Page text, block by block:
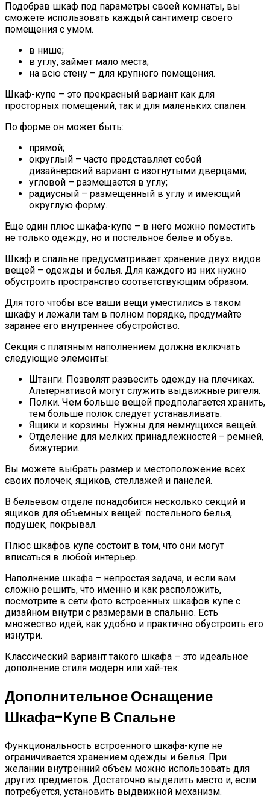
Подобрав шкаф под параметры своей комнаты, вы
сможете использовать каждый сантиметр своего
помещения с умом.
в нише;
в углу, займет мало места;
на всю стену – для крупного помещения.
Шкаф-купе – это прекрасный вариант как для
просторных помещений, так и для маленьких спален.
По форме он может быть:
прямой;
округлый – часто представляет собой
дизайнерский вариант с изогнутыми дверцами;
угловой – размещается в углу;
радиусный – размещенный в углу и имеющий
округлую форму.
Еще один плюс шкафа-купе – в него можно поместить
не только одежду, но и постельное белье и обувь.
Шкаф в спальне предусматривает хранение двух видов
вещей – одежды и белья. Для каждого из них нужно
обустроить пространство соответствующим образом.
Для того чтобы все ваши вещи уместились в таком
шкафу и лежали там в полном порядке, продумайте
заранее его внутреннее обустройство.
Секция с платяным наполнением должна включать
следующие элементы:
Штанги. Позволят развесить одежду на плечиках.
Альтернативой могут служить выдвижные ригеля.
Полки. Чем больше вещей предполагается хранить,
тем больше полок следует устанавливать.
Ящики и корзины. Нужны для немнущихся вещей.
Отделение для мелких принадлежностей – ремней,
бижутерии.
Вы можете выбрать размер и местоположение всех
своих полочек, ящиков, стеллажей и панелей.
В бельевом отделе понадобится несколько секций и
ящиков для объемных вещей: постельного белья,
подушек, покрывал.
Плюс шкафов купе состоит в том, что они могут
вписаться в любой интерьер.
Наполнение шкафа – непростая задача, и если вам
сложно решить, что именно и как расположить,
посмотрите в сети фото встроенных шкафов купе с
дизайном внутри с размерами в спальню. Есть
множество идей, как удобно и практично обустроить его
изнутри.
Классический вариант такого шкафа – это идеальное
дополнение стиля модерн или хай-тек.
Дополнительное Оснащение
Шкафа-Купе В Спальне
Функциональность встроенного шкафа-купе не
ограничивается хранением одежды и белья. При
желании внутренний объем можно использовать для
других предметов. Достаточно выделить место и, если
потребуется, установить выдвижной механизм.